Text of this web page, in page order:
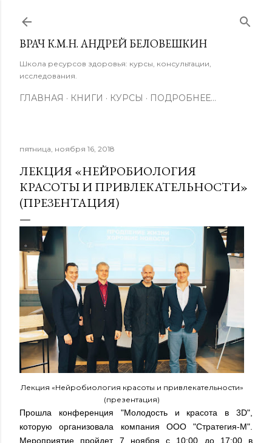
ВРАЧ К.М.Н. АНДРЕЙ БЕЛОВЕШКИН
Школа ресурсов здоровья: курсы, консультации,
исследования.
ГЛАВНАЯ КНИГИ КУРСЫ ПОДРОБНЕЕ…
пятница, ноября 16, 2018
ЛЕКЦИЯ «НЕЙРОБИОЛОГИЯ
КРАСОТЫ И ПРИВЛЕКАТЕЛЬНОСТИ»
(ПРЕЗЕНТАЦИЯ)
Лекция «Нейробиология красоты и привлекательности»
(презентация)
Прошла конференция "Молодость и красота в 3D",
которую организовала компания OOO "Стратегия-М".
Мероприятие пройдет 7 ноября c 10:00 до 17:00 в